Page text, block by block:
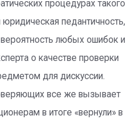
процедурах такого
педантичность,
любых ошибок и
о качестве проверки
для дискуссии.
все же вызывает
в итоге «вернули» в